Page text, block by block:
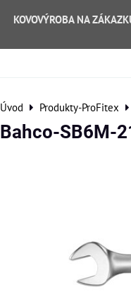
KOVOVÝROBA NA
Úvod Produkty-ProFitex
Bahco-SB6M-